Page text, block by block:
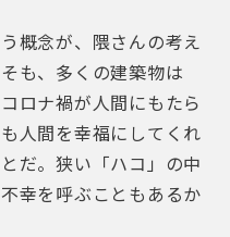
概念が、隈さんの考え
も、多くの建築物は
ロナ禍が人間にもたら
人間を幸福にしてくれ
だ。狭い「ハコ」の中
幸を呼ぶこともあるか